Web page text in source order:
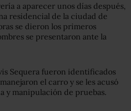
a aparecer unos días después,
residencial de la ciudad de
se dieron los primeros
se presentaron ante la
Sequera fueron identificados
el carro y se les acusó
y manipulación de pruebas.